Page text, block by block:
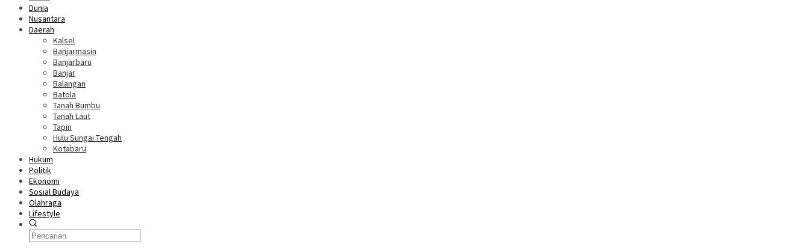
Dunia
Nusantara
Daerah
Kalsel
Banjarmasin
Banjarbaru
Banjar
Balangan
Batola
Tanah Bumbu
Tanah Laut
Tapin
Hulu Sungai Tengah
Kotabaru
Hukum
Politik
Ekonomi
Sosial Budaya
Olahraga
Lifestyle